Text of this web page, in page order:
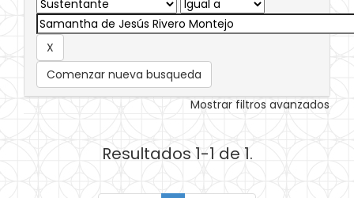
Comenzar nueva busqueda
Mostrar filtros avanzados
Resultados 1-1 de 1.